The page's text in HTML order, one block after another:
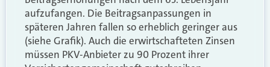
aufzufangen. Die Beitragsanpassungen in
späteren Jahren fallen so erheblich geringer aus
(siehe Grafik). Auch die erwirtschafteten Zinsen
müssen PKV-Anbieter zu 90 Prozent ihrer